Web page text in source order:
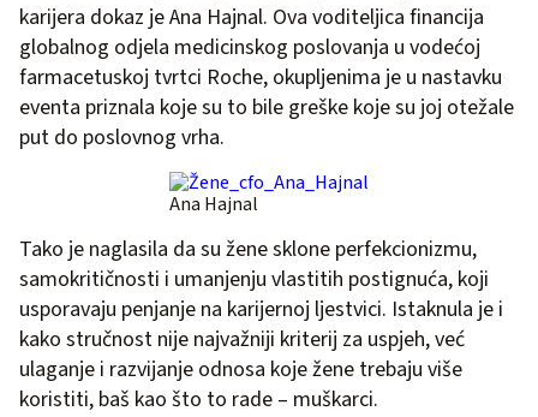
karijera dokaz je Ana Hajnal. Ova voditeljica financija
globalnog odjela medicinskog poslovanja u vodećoj
farmacetuskoj tvrtci Roche, okupljenima je u nastavku
eventa priznala koje su to bile greške koje su joj otežale
put do poslovnog vrha.
Ana Hajnal
Tako je naglasila da su žene sklone perfekcionizmu,
samokritičnosti i umanjenju vlastitih postignuća, koji
usporavaju penjanje na karijernoj ljestvici. Istaknula je i
kako stručnost nije najvažniji kriterij za uspjeh, već
ulaganje i razvijanje odnosa koje žene trebaju više
koristiti, baš kao što to rade – muškarci.